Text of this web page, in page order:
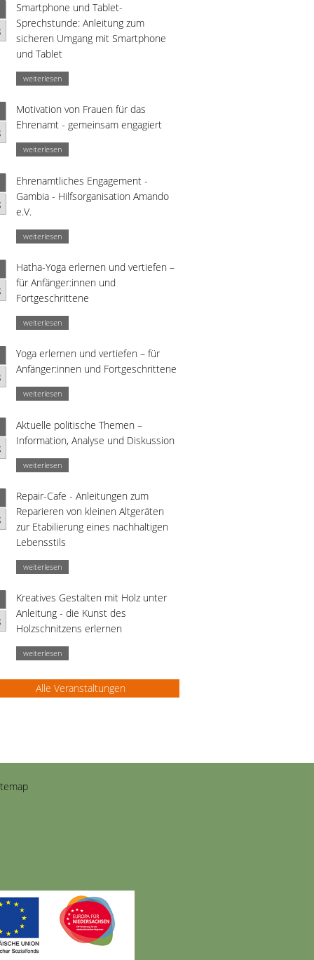
Smartphone und Tablet-
Sprechstunde: Anleitung zum
sicheren Umgang mit Smartphone
und Tablet
weiterlesen
Motivation von Frauen für das
Ehrenamt - gemeinsam engagiert
weiterlesen
Ehrenamtliches Engagement -
Gambia - Hilfsorganisation Amando
e.V.
weiterlesen
Hatha-Yoga erlernen und vertiefen –
für Anfänger:innen und
Fortgeschrittene
weiterlesen
Yoga erlernen und vertiefen – für
Anfänger:innen und Fortgeschrittene
weiterlesen
Aktuelle politische Themen –
Information, Analyse und Diskussion
weiterlesen
Repair-Cafe - Anleitungen zum
Reparieren von kleinen Altgeräten
zur Etabilierung eines nachhaltigen
Lebensstils
weiterlesen
Kreatives Gestalten mit Holz unter
Anleitung - die Kunst des
Holzschnitzens erlernen
weiterlesen
Alle Veranstaltungen